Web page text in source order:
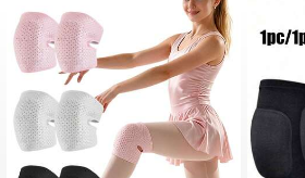
4.82 1.9K フォロワー
4.82 1.9K フォロワー